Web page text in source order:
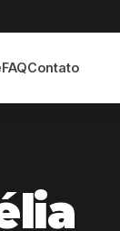
FAQContato